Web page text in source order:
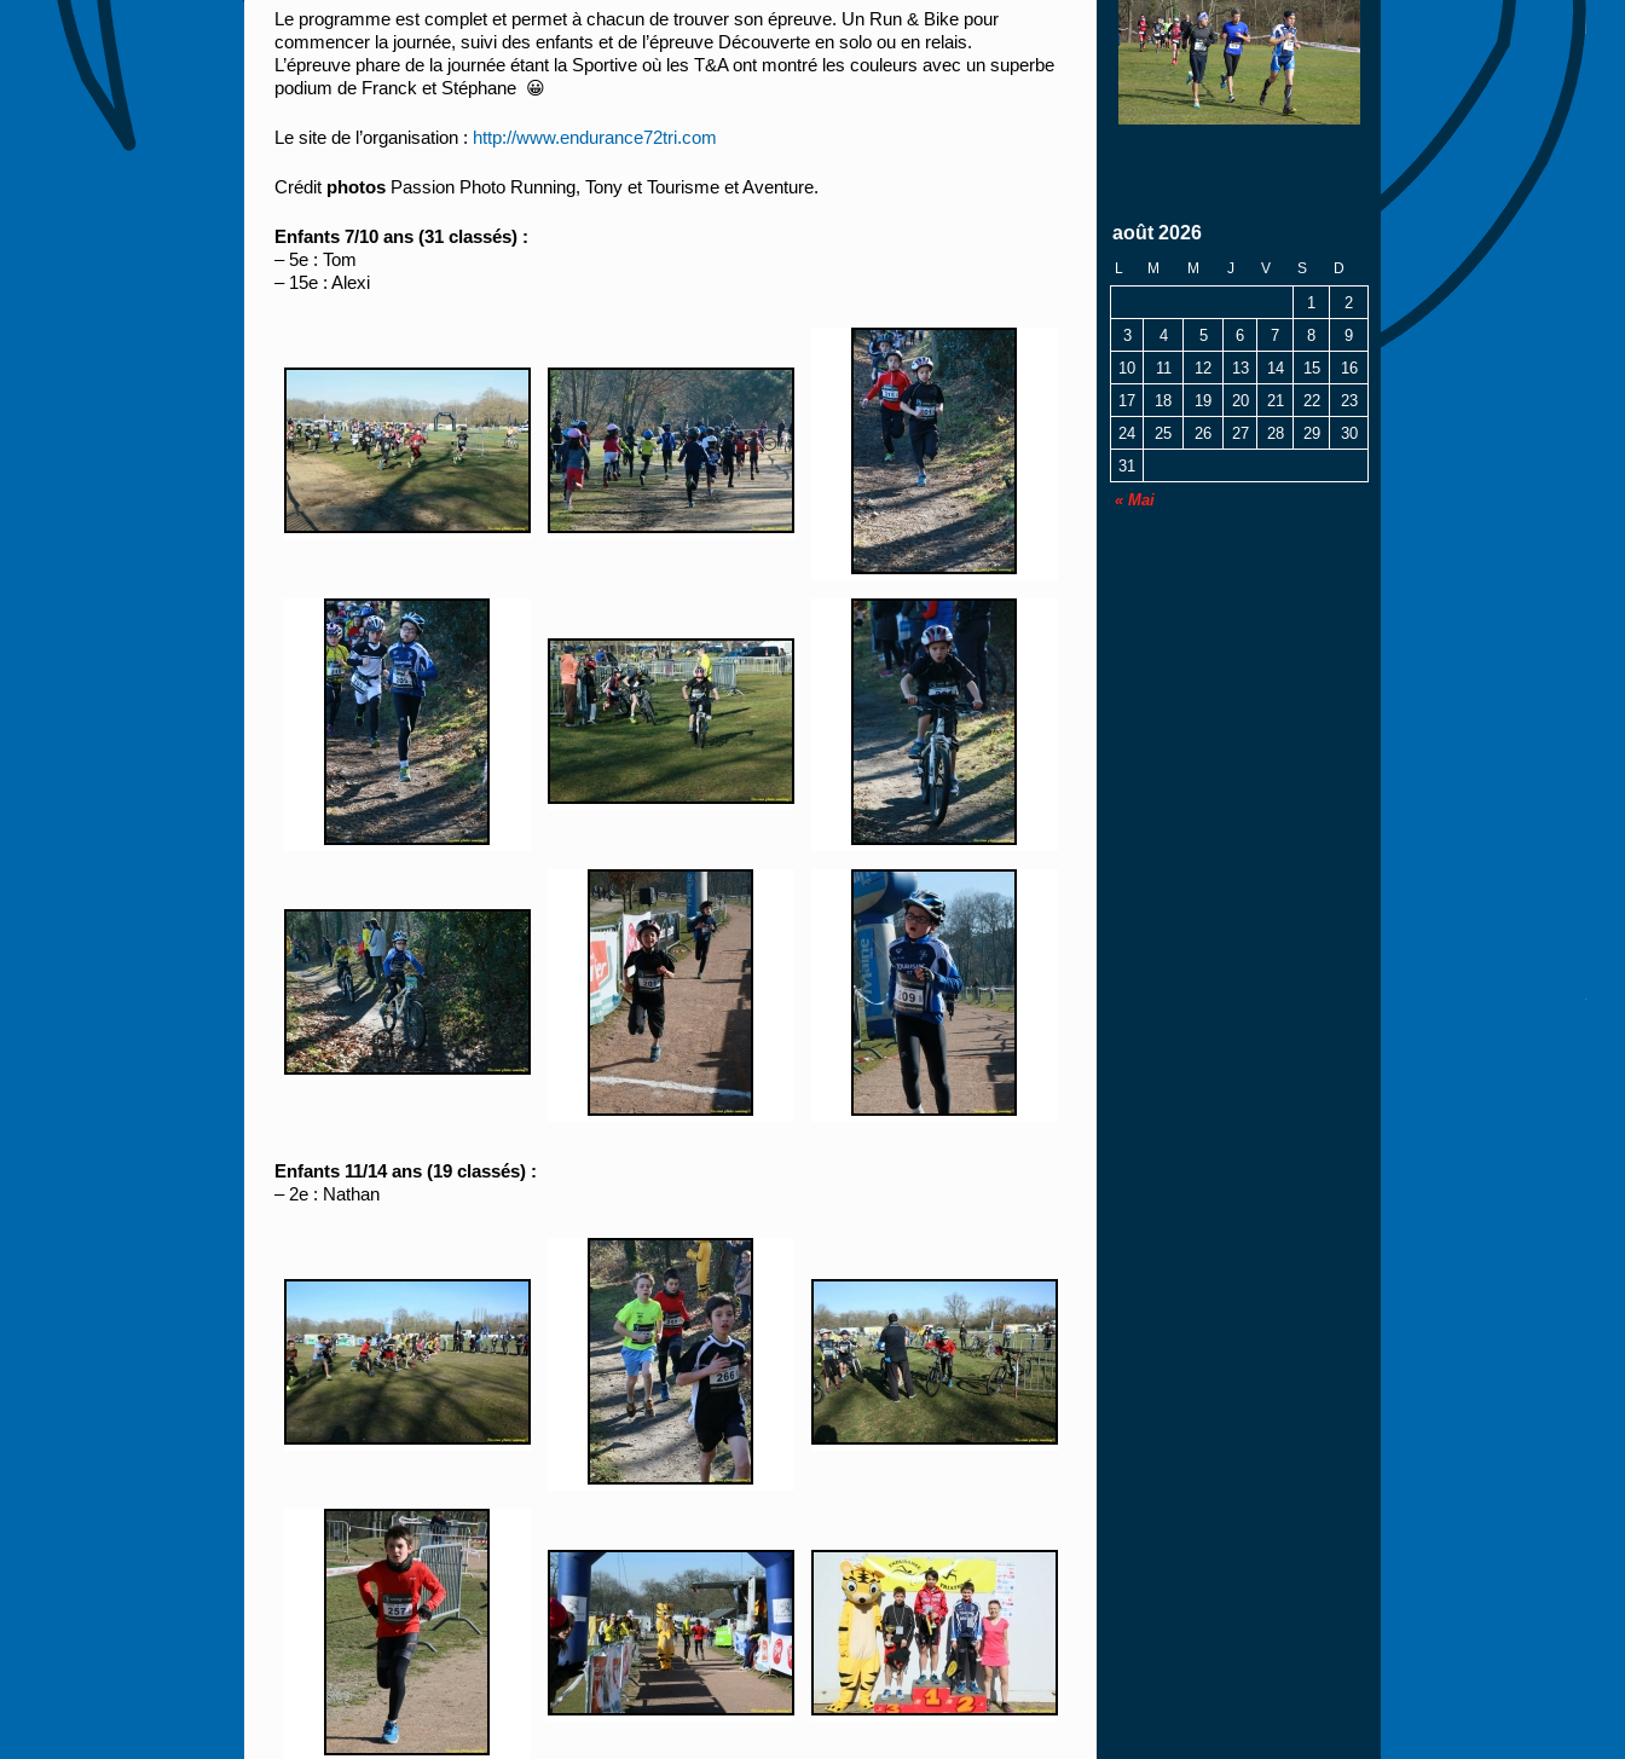
Le programme est complet et permet à chacun de trouver son épreuve. Un Run & Bike pour
commencer la journée, suivi des enfants et de l’épreuve Découverte en solo ou en relais.
L’épreuve phare de la journée étant la Sportive où les T&A ont montré les couleurs avec un superbe
podium de Franck et Stéphane 😀
Le site de l’organisation : http://www.endurance72tri.com
Crédit photos Passion Photo Running, Tony et Tourisme et Aventure.
Enfants 7/10 ans (31 classés) :
– 5e : Tom
– 15e : Alexi
Enfants 11/14 ans (19 classés) :
– 2e : Nathan
août 2026
L M M J V S D
« Mai
1
2
3
4 5 6 7 8
9
10
11 12 13 14 15
16
17
18 19 20 21 22
23
24
25 26 27 28 29
30
31